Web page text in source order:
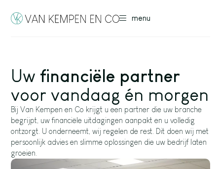
menu
Uw financiële partner
voor vandaag én morgen
Bij Van Kempen en Co krijgt u een partner die uw branche
begrijpt, uw financiële uitdagingen aanpakt en u volledig
ontzorgt. U onderneemt, wij regelen de rest. Dit doen wij met
persoonlijk advies en slimme oplossingen die uw bedrijf laten
groeien.